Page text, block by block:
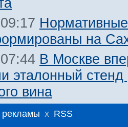
на
В Москве
эталонный стенд
вина
x RSS